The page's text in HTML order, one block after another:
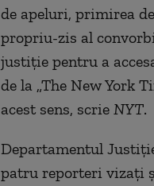
de apeluri, primirea
propriu-zis al
justiție pentru a
de la „The New York
acest sens, scrie NYT.
Departamentul
patru reporteri vizați